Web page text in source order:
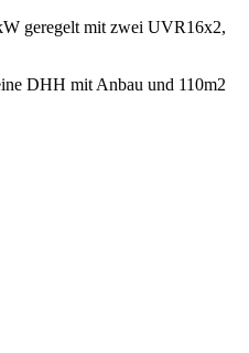
geregelt mit zwei UVR16x2,
DHH mit Anbau und 110m2